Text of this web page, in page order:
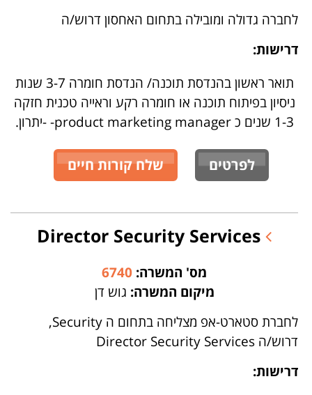
לחברה גדולה ומובילה בתחום האחסון דרוש/ה
דרישות:
תואר ראשון בהנדסת תוכנה/ הנדסת חומרה 3-7 שנות
ניסיון בפיתוח תוכנה או חומרה רקע וראייה טכנית חזקה
1-3 שנים כ product marketing manager- -יתרון.
לפרטים שלח קורות חיים
מס' המשרה: 6740
מיקום המשרה: גוש דן
לחברת סטארט-אפ מצליחה בתחום ה Security,
דרוש/ה Director Security Services
דרישות: